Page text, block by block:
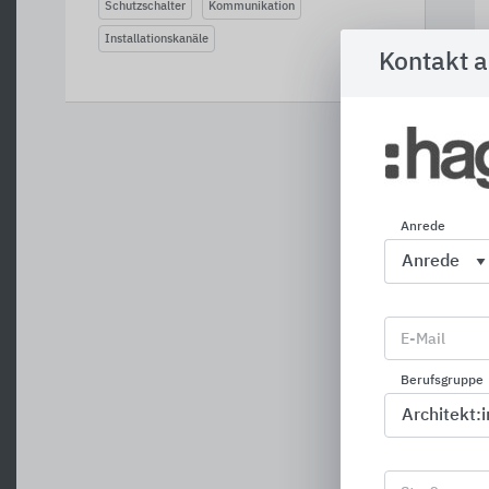
Schutzschalter Kommunikation
Installationskanäle
Kontakt
Anrede
E-Mail
Berufsgruppe